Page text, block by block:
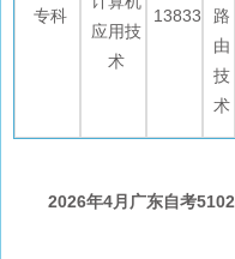
专科
应用技
术
13833
路
由
技
术
2026年4月广东自考